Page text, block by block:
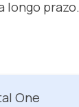
longo prazo.
One